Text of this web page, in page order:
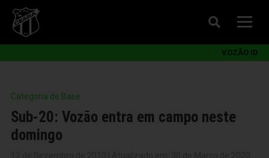
VOZÃO ID
Categoria de Base
Sub-20: Vozão entra em campo neste
domingo